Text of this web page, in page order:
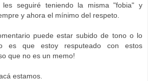
les seguiré teniendo la misma "fobia" y
y ahora el mínimo del respeto.
puede estar subido de tono o lo
es que estoy resputeado con estos
que no es un memo!
estamos.